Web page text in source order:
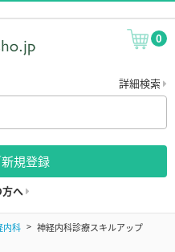
0
詳細検索
規登録
へ
内科 神経内科診療スキルアップ